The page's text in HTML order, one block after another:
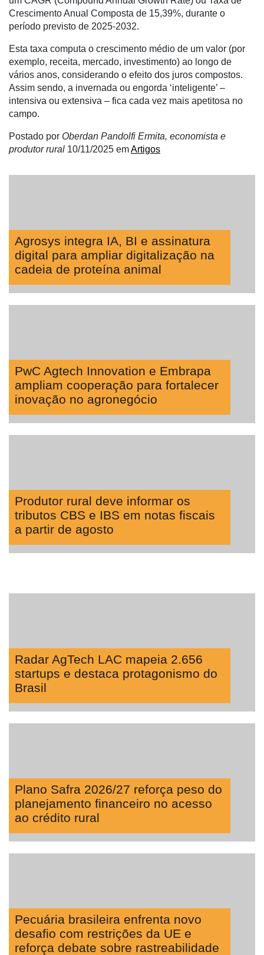
Néctar
Tecprime
Agro
Lean
Way
Consulting
ONE
Crescimento Anual Composta de 15,39%, durante o
período previsto de 2025-2032.
Esta taxa computa o crescimento médio de um valor (por
exemplo, receita, mercado, investimento) ao longo de
vários anos, considerando o efeito dos juros compostos.
Assim sendo, a invernada ou engorda ‘inteligente’ –
intensiva ou extensiva – fica cada vez mais apetitosa no
campo.
Postado por Oberdan Pandolfi Ermita, economista e
produtor rural 10/11/2025 emArtigos
Agrosys integra IA, BI e assinatura
digital para ampliar digitalização na
cadeia de proteína animal
PwC Agtech Innovation e Embrapa
ampliam cooperação para fortalecer
inovação no agronegócio
Produtor rural deve informar os
tributos CBS e IBS em notas fiscais
a partir de agosto
Radar AgTech LAC mapeia 2.656
startups e destaca protagonismo do
Brasil
Plano Safra 2026/27 reforça peso do
planejamento financeiro no acesso
ao crédito rural
Pecuária brasileira enfrenta novo
desafio com restrições da UE e
reforça debate sobre rastreabilidade